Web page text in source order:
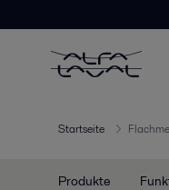
Startseite
Produkte